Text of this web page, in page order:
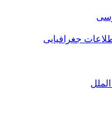
جغرافیایی